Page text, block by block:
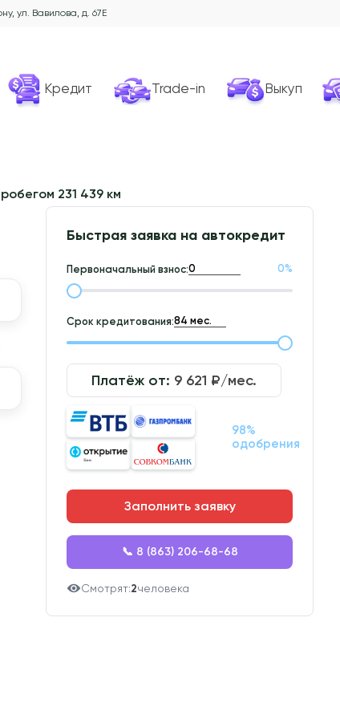
ул. Вавилова, д. 67Е
Кредит Trade-in Выкуп
231 439 км
Быстрая заявка на автокредит
Первоначальный взнос: 0%
Срок кредитования:
Платёж от: 9 621 ₽/мес.
98%
одобрения
Заполнить заявку
📞 8 (863) 206-68-68
Смотрят:2человека